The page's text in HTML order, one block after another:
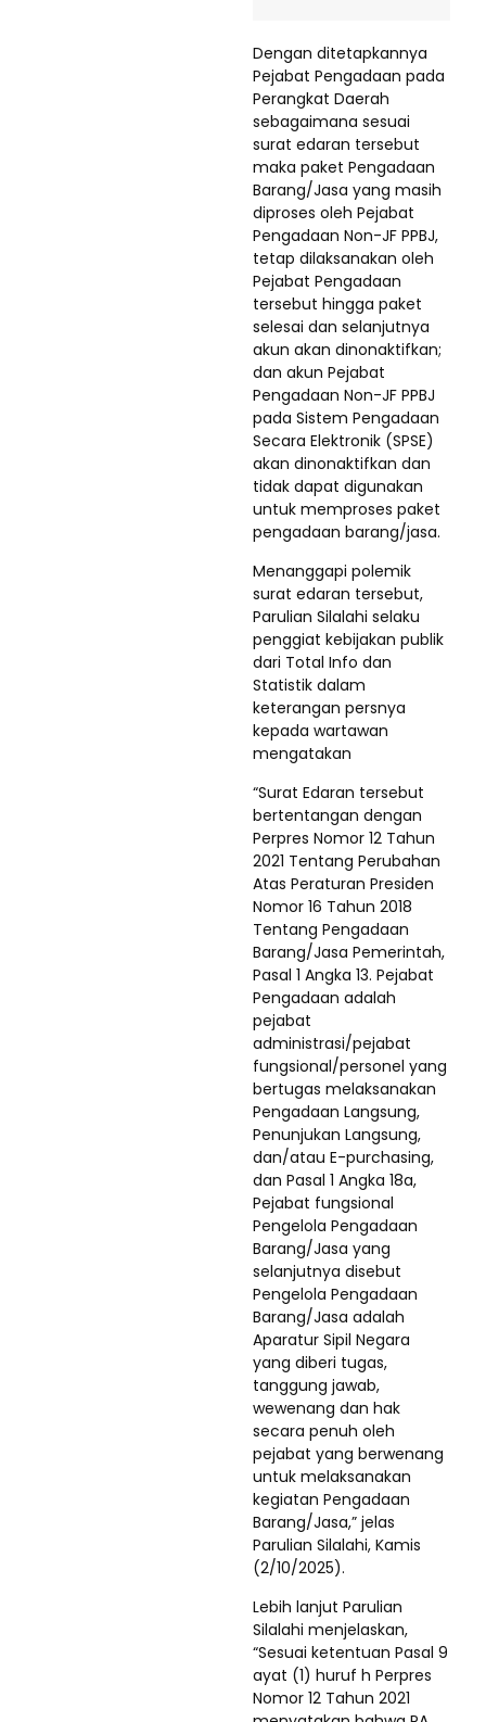
Dengan ditetapkannya
Pejabat Pengadaan pada
Perangkat Daerah
sebagaimana sesuai
surat edaran tersebut
maka paket Pengadaan
Barang/Jasa yang masih
diproses oleh Pejabat
Pengadaan Non-JF PPBJ,
tetap dilaksanakan oleh
Pejabat Pengadaan
tersebut hingga paket
selesai dan selanjutnya
akun akan dinonaktifkan;
dan akun Pejabat
Pengadaan Non-JF PPBJ
pada Sistem Pengadaan
Secara Elektronik (SPSE)
akan dinonaktifkan dan
tidak dapat digunakan
untuk memproses paket
pengadaan barang/jasa.
Menanggapi polemik
surat edaran tersebut,
Parulian Silalahi selaku
penggiat kebijakan publik
dari Total Info dan
Statistik dalam
keterangan persnya
kepada wartawan
mengatakan
“Surat Edaran tersebut
bertentangan dengan
Perpres Nomor 12 Tahun
2021 Tentang Perubahan
Atas Peraturan Presiden
Nomor 16 Tahun 2018
Tentang Pengadaan
Barang/Jasa Pemerintah,
Pasal 1 Angka 13. Pejabat
Pengadaan adalah
pejabat
administrasi/pejabat
fungsional/personel yang
bertugas melaksanakan
Pengadaan Langsung,
Penunjukan Langsung,
dan/atau E-purchasing,
dan Pasal 1 Angka 18a,
Pejabat fungsional
Pengelola Pengadaan
Barang/Jasa yang
selanjutnya disebut
Pengelola Pengadaan
Barang/Jasa adalah
Aparatur Sipil Negara
yang diberi tugas,
tanggung jawab,
wewenang dan hak
secara penuh oleh
pejabat yang berwenang
untuk melaksanakan
kegiatan Pengadaan
Barang/Jasa,” jelas
Parulian Silalahi, Kamis
(2/10/2025).
Lebih lanjut Parulian
Silalahi menjelaskan,
“Sesuai ketentuan Pasal 9
ayat (1) huruf h Perpres
Nomor 12 Tahun 2021